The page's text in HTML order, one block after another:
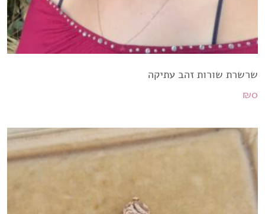
שרשרת שורות זהב עתיקה
₪0